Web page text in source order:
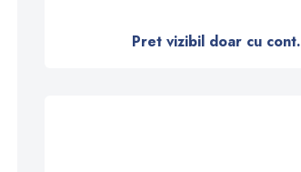
Pret vizibil doar cu cont.